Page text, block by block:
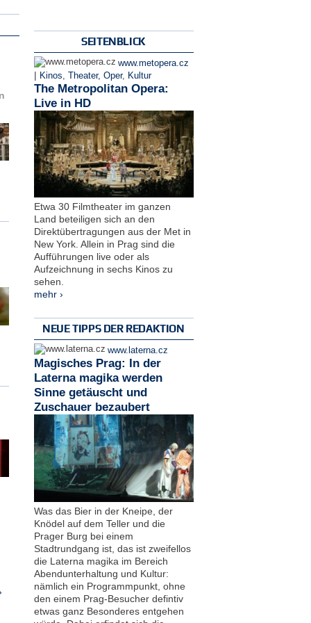
SEITENBLICK
www.metopera.cz
| Kinos Theater, Oper, Kultur
The Metropolitan Opera:
Live in HD
Etwa 30 Filmtheater im ganzen
Land beteiligen sich an den
Direktübertragungen aus der Met in
New York. Allein in Prag sind die
Aufführungen live oder als
Aufzeichnung in sechs Kinos zu
sehen.
mehr ›
NEUE TIPPS DER REDAKTION
www.laterna.cz
Magisches Prag: In der
Laterna magika werden
Sinne getäuscht und
Zuschauer bezaubert
Was das Bier in der Kneipe, der
Knödel auf dem Teller und die
Prager Burg bei einem
Stadtrundgang ist, das ist zweifellos
die Laterna magika im Bereich
Abendunterhaltung und Kultur:
nämlich ein Programmpunkt, ohne
den einem Prag-Besucher defintiv
etwas ganz Besonderes entgehen